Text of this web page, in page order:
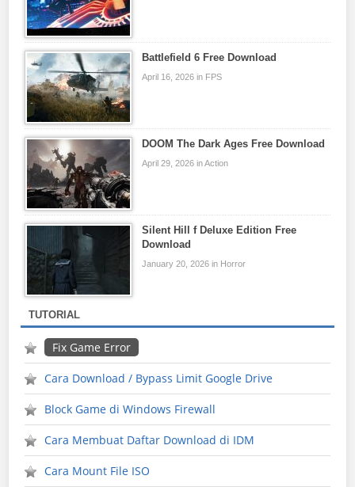
Battlefield 6 Free Download
April 16, 2026 in FPS
DOOM The Dark Ages Free Download
April 29, 2026 in Action
Silent Hill f Deluxe Edition Free
Download
January 20, 2026 in Horror
TUTORIAL
Fix Game Error
Cara Download / Bypass Limit Google Drive
Block Game di Windows Firewall
Cara Membuat Daftar Download di IDM
Cara Mount File ISO